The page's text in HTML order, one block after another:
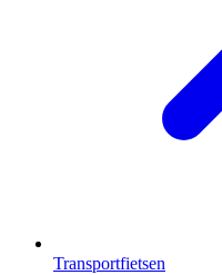
Transportfietsen